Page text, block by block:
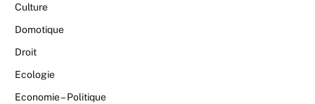
Culture
Domotique
Droit
Ecologie
Economie – Politique